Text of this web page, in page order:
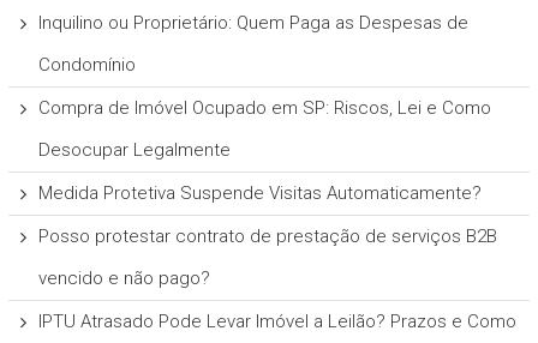
Inquilino ou Proprietário: Quem Paga as Despesas de
Condomínio
Compra de Imóvel Ocupado em SP: Riscos, Lei e Como
Desocupar Legalmente
Medida Protetiva Suspende Visitas Automaticamente?
Posso protestar contrato de prestação de serviços B2B
vencido e não pago?
IPTU Atrasado Pode Levar Imóvel a Leilão? Prazos e Como